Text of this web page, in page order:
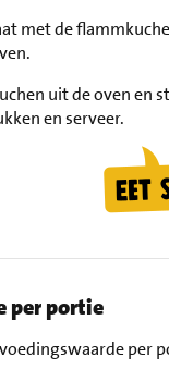
met de
uit de oven en
en serveer.
per portie
per